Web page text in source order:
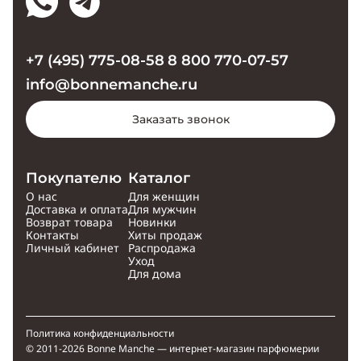
Покупателю
О нас
Доставка и оплата
Возврат товара
Контакты
Личный кабинет
Каталог
Для женщин
Для мужчин
Новинки
Хиты продаж
Распродажа
Уход
Для дома
+7 (495) 775-08-58 8 800 770-07-57
info@bonnemanche.ru
Заказать звонок
© 2011-2026 Bonne Manche — интернет-магазин парфюмерии
Политика конфиденциальности